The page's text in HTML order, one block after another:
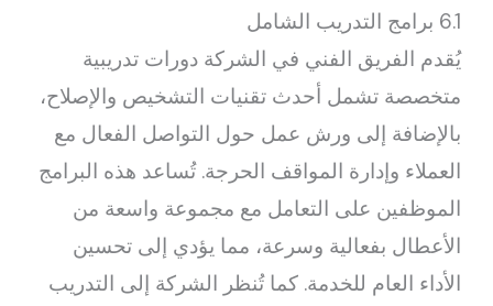
6.1 برامج التدريب الشامل
يُقدم الفريق الفني في الشركة دورات تدريبية
متخصصة تشمل أحدث تقنيات التشخيص والإصلاح،
بالإضافة إلى ورش عمل حول التواصل الفعال مع
العملاء وإدارة المواقف الحرجة. تُساعد هذه البرامج
الموظفين على التعامل مع مجموعة واسعة من
الأعطال بفعالية وسرعة، مما يؤدي إلى تحسين
الأداء العام للخدمة. كما تُنظر الشركة إلى التدريب